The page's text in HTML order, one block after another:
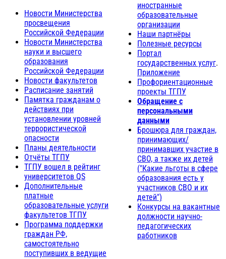
Новости Министерства
просвещения
Российской Федерации
Новости Министерства
науки и высшего
образования
Российской Федерации
Новости факультетов
Расписание занятий
Памятка гражданам о
действиях при
установлении уровней
террористической
опасности
Планы деятельности
Отчёты ТГПУ
ТГПУ вошел в рейтинг
университетов QS
Дополнительные
платные
образовательные услуги
факультетов ТГПУ
Программа поддержки
граждан РФ,
самостоятельно
поступивших в ведущие
иностранные
образовательные
организации
Наши партнёры
Полезные ресурсы
Портал
государственных услуг.
Приложение
Профориентационные
проекты ТГПУ
Обращение с
персональными
данными
Брошюра для граждан,
принимающих/
принимавших участие в
СВО, а также их детей
("Какие льготы в сфере
образования есть у
участников СВО и их
детей")
Конкурсы на вакантные
должности научно-
педагогических
работников